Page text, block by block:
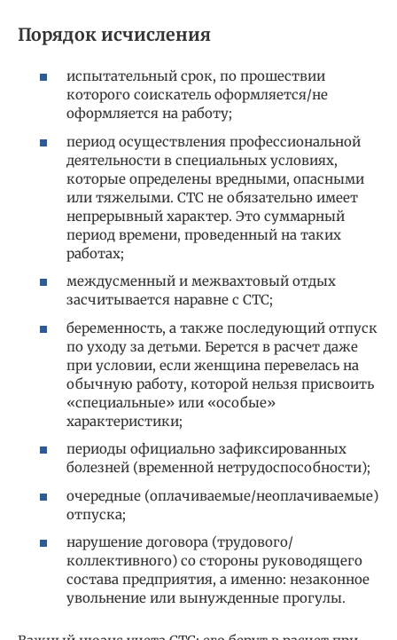
Порядок исчисления
испытательный срок, по прошествии
которого соискатель оформляется/не
оформляется на работу;
период осуществления профессиональной
деятельности в специальных условиях,
которые определены вредными, опасными
или тяжелыми. СТС не обязательно имеет
непрерывный характер. Это суммарный
период времени, проведенный на таких
работах;
междусменный и межвахтовый отдых
засчитывается наравне с СТС;
беременность, а также последующий отпуск
по уходу за детьми. Берется в расчет даже
при условии, если женщина перевелась на
обычную работу, которой нельзя присвоить
«специальные» или «особые»
характеристики;
периоды официально зафиксированных
болезней (временной нетрудоспособности);
очередные (оплачиваемые/неоплачиваемые)
отпуска;
нарушение договора (трудового/
коллективного) со стороны руководящего
состава предприятия, а именно: незаконное
увольнение или вынужденные прогулы.